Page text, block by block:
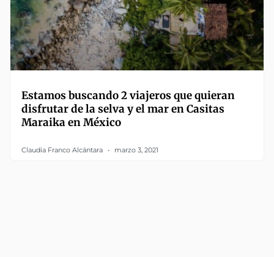
Estamos buscando 2 viajeros que quieran
disfrutar de la selva y el mar en Casitas
Maraika en México
Claudia Franco Alcántara marzo 3, 2021